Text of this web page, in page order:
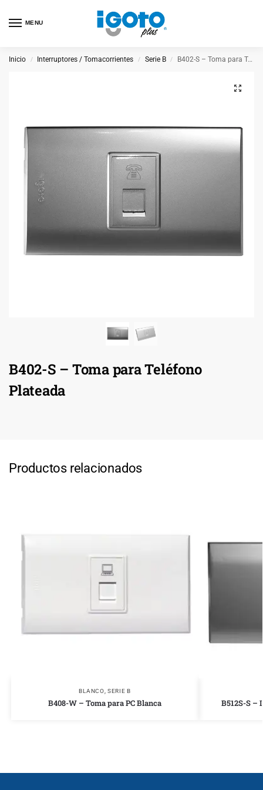
MENU
Inicio / Interruptores / Tomacorrientes / Serie B / B402-S – Toma para Teléfono Plateada
B402-S – Toma para Teléfono
Plateada
Productos relacionados
BLANCO ,SERIE B
B408-W – Toma para PC Blanca B512S-S –